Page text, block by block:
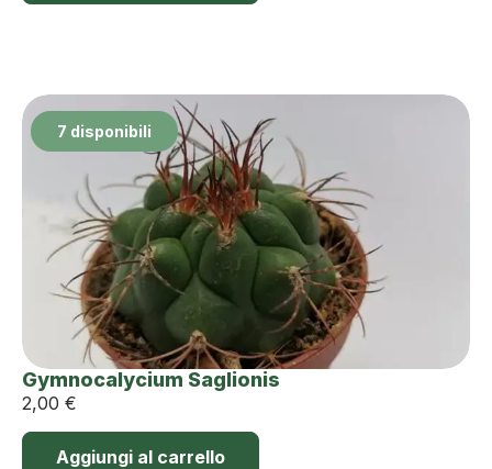
7 disponibili
Gymnocalycium Saglionis
2,00 €
Aggiungi al carrello